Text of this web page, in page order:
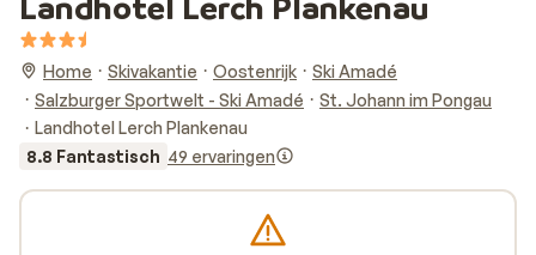
Home Skivakantie Oostenrijk
Ski Amadé
Salzburger Sportwelt - Ski Amadé
St. Johann im Pongau
Landhotel Lerch Plankenau
8.8 Fantastisch 49 ervaringen